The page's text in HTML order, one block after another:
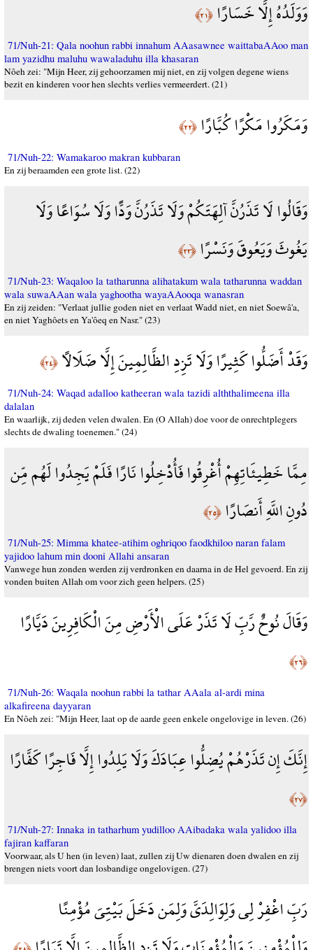
وَوَلَدُهُ إِلَّا خَسَارًا﴿٢١﴾
71/Nuh-21: Qala noohun rabbi innahum AAasawnee waittabaAAoo man
lam yazidhu maluhu wawaladuhu illa khasaran
Nôeh zei: "Mijn Heer, zij gehoorzamen mij niet, en zij volgen degene wiens
bezit en kinderen voor hen slechts verlies vermeerdert. (21)
وَمَكَرُوا مَكْرًا كُبَّارًا﴿٢٢﴾
71/Nuh-22: Wamakaroo makran kubbaran
En zij beraamden een grote list. (22)
وَقَالُوا لَا تَذَرُنَّ آلِهَتَكُمْ وَلَا تَذَرُنَّ وَدًّا وَلَا سُوَاعًا وَلَا
يَغُوثَ وَيَعُوقَ وَنَسْرًا﴿٢٣﴾
71/Nuh-23: Waqaloo la tatharunna alihatakum wala tatharunna waddan
wala suwaAAan wala yaghootha wayaAAooqa wanasran
En zij zeiden: "Verlaat jullie goden niet en verlaat Wadd niet, en niet Soewâ'a,
en niet Yaghôets en Ya'ôeq en Nasr." (23)
وَقَدْ أَضَلُّوا كَثِيرًا وَلَا تَزِدِ الظَّالِمِينَ إِلَّا ضَلَالًا﴿٢٤﴾
71/Nuh-24: Waqad adalloo katheeran wala tazidi alththalimeena illa
dalalan
En waarlijk, zij deden velen dwalen. En (O Allah) doe voor de onrechtplegers
slechts de dwaling toenemen." (24)
مِمَّا خَطِيئَاتِهِمْ أُغْرِقُوا فَأُدْخِلُوا نَارًا فَلَمْ يَجِدُوا لَهُم مِّن
دُونِ اللَّهِ أَنصَارًا﴿٢٥﴾
71/Nuh-25: Mimma khatee-atihim oghriqoo faodkhiloo naran falam
yajidoo lahum min dooni Allahi ansaran
Vanwege hun zonden werden zij verdronken en daarna in de Hel gevoerd. En zij
vonden buiten Allah om voor zich geen helpers. (25)
وَقَالَ نُوحٌ رَّبِّ لَا تَذَرْ عَلَى الْأَرْضِ مِنَ الْكَافِرِينَ دَيَّارًا
﴿٢٦﴾
71/Nuh-26: Waqala noohun rabbi la tathar AAala al-ardi mina
alkafireena dayyaran
En Nôeh zei: "Mijn Heer, laat op de aarde geen enkele ongelovige in leven. (26)
إِنَّكَ إِن تَذَرْهُمْ يُضِلُّوا عِبَادَكَ وَلَا يَلِدُوا إِلَّا فَاجِرًا كَفَّارًا
﴿٢٧﴾
71/Nuh-27: Innaka in tatharhum yudilloo AAibadaka wala yalidoo illa
fajiran kaffaran
Voorwaar, als U hen (in leven) laat, zullen zij Uw dienaren doen dwalen en zij
brengen niets voort dan losbandige ongelovigen. (27)
رَبِّ اغْفِرْ لِي وَلِوَالِدَيَّ وَلِمَن دَخَلَ بَيْتِيَ مُؤْمِنًا